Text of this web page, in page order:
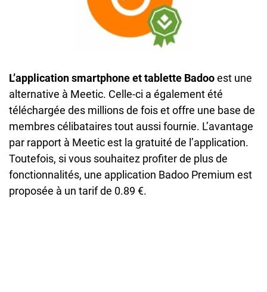
L’application smartphone et tablette Badooest une
alternative à Meetic. Celle-ci a également été
téléchargée des millions de fois et offre une base de
membres célibataires tout aussi fournie. L’avantage
par rapport à Meetic est la gratuité de l’application.
Toutefois, si vous souhaitez profiter de plus de
fonctionnalités, une application Badoo Premium est
proposée à un tarif de 0.89 €.